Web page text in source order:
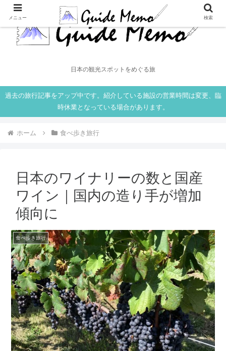
日本の観光スポットをめぐる旅
過去の旅行記事をアップ中です。紹介している施設の営業時間は変更、臨
時休業となっている場合があります。
ホーム 食べ歩き旅行
日本のワイナリーの数と国産
ワイン｜国内の造り手が増加
傾向に
食べ歩き旅行
メニュー 検索